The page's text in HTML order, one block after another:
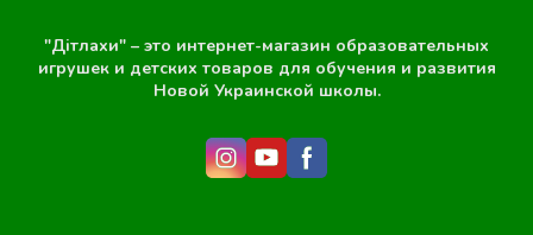
"Дітлахи" – это интернет-магазин образовательных
игрушек и детских товаров для обучения и развития
Новой Украинской школы.